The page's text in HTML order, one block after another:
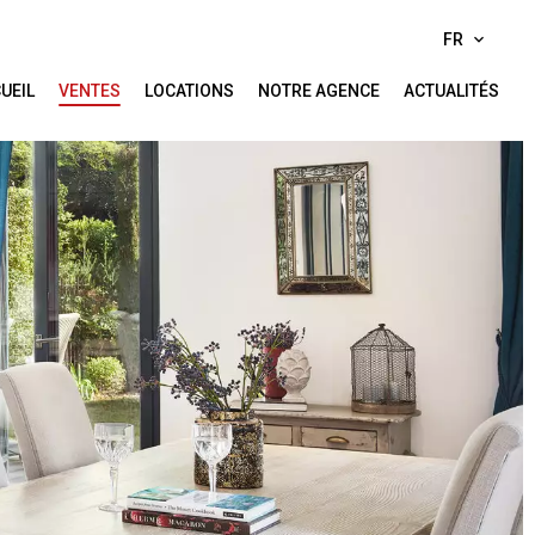
FR
VENTES LOCATIONS NOTRE AGENCE ACTUALITÉS